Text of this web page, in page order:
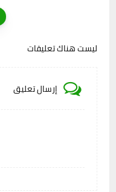
ليست هناك تعليقات
إرسال تعليق